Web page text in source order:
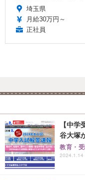
埼玉県
月給30万円～
正社員
【中
谷大塚
教育・
2024.1.14